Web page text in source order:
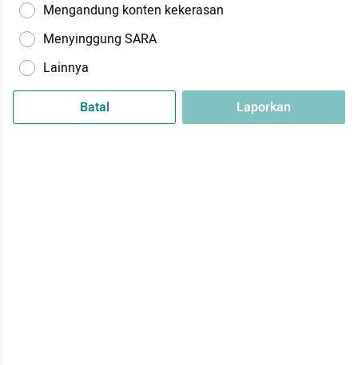
Mengandung konten kekerasan
Menyinggung SARA
Lainnya
Batal Laporkan